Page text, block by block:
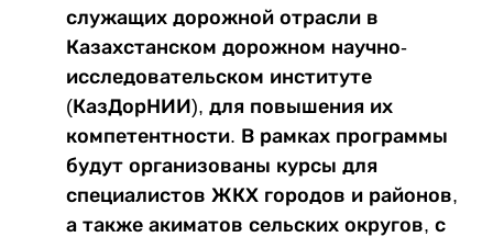
служащих дорожной отрасли в
Казахстанском дорожном научно-
исследовательском институте
(КазДорНИИ), для повышения их
компетентности. В рамках программы
будут организованы курсы для
специалистов ЖКХ городов и районов,
а также акиматов сельских округов, с